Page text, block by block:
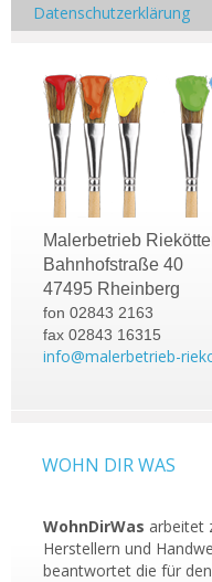
Datenschutzerklärung
Malerbetrieb
Bahnhofstraße 40
47495 Rheinberg
fon 02843 2163
fax 02843 16315
info@malerbetrieb-
WOHN DIR WAS
WohnDirWas arbeitet
Herstellern und
beantwortet die für